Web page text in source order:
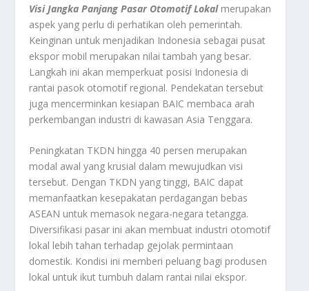
Visi Jangka Panjang Pasar Otomotif Lokalmerupakan
aspek yang perlu di perhatikan oleh pemerintah.
Keinginan untuk menjadikan Indonesia sebagai pusat
ekspor mobil merupakan nilai tambah yang besar.
Langkah ini akan memperkuat posisi Indonesia di
rantai pasok otomotif regional. Pendekatan tersebut
juga mencerminkan kesiapan BAIC membaca arah
perkembangan industri di kawasan Asia Tenggara.
Peningkatan TKDN hingga 40 persen merupakan
modal awal yang krusial dalam mewujudkan visi
tersebut. Dengan TKDN yang tinggi, BAIC dapat
memanfaatkan kesepakatan perdagangan bebas
ASEAN untuk memasok negara-negara tetangga.
Diversifikasi pasar ini akan membuat industri otomotif
lokal lebih tahan terhadap gejolak permintaan
domestik. Kondisi ini memberi peluang bagi produsen
lokal untuk ikut tumbuh dalam rantai nilai ekspor.